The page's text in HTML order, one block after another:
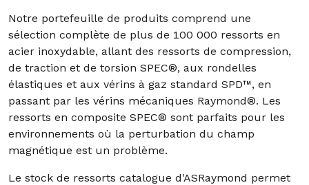
Notre portefeuille de produits comprend une
sélection complète de plus de 100 000 ressorts en
acier inoxydable, allant des ressorts de compression,
de traction et de torsion SPEC®, aux rondelles
élastiques et aux vérins à gaz standard SPD™, en
passant par les vérins mécaniques Raymond®. Les
ressorts en composite SPEC® sont parfaits pour les
environnements où la perturbation du champ
magnétique est un problème.
Le stock de ressorts catalogue d'ASRaymond permet